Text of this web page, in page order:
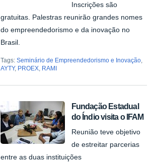
Inscrições são
gratuitas. Palestras reunirão grandes nomes
do empreendedorismo e da inovação no
Brasil.
Tags:Seminário de Empreendedorismo e Inovação,
AYTY, PROEX, RAMI
Fundação Estadual
do Índio visita o IFAM
Reunião teve objetivo
de estreitar parcerias
entre as duas instituições